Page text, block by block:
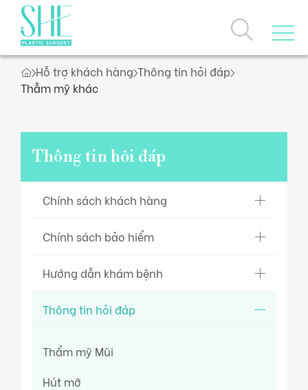
Trang chủ
Câu chuyện thương hiệu
Loyalty Program
Khách hàng thực tế
Hỗ trợ khách hàng
Hỗ trợ khách hàng Thông tin hỏi đáp
Thẫm mỹ khác
Thông tin hỏi đáp
Chính sách khách hàng
Chính sách bảo hiểm
Hướng dẫn khám bệnh
Thông tin hỏi đáp
Thẩm mỹ Mũi
Hút mỡ